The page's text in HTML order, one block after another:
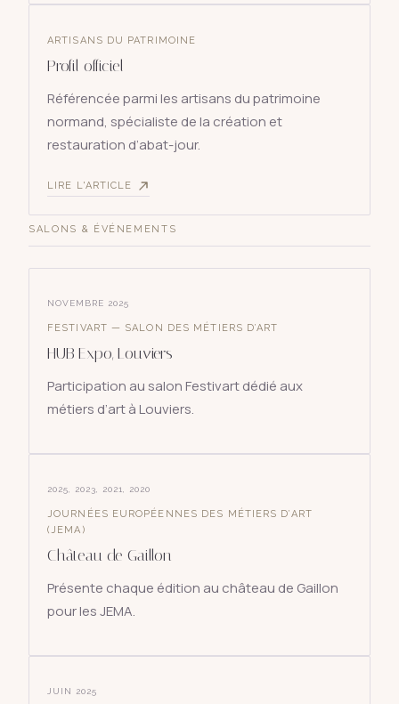
ARTISANS DU PATRIMOINE
Profil officiel
Référencée parmi les artisans du patrimoine
normand, spécialiste de la création et
restauration d’abat-jour.
LIRE L'ARTICLE
SALONS & ÉVÉNEMENTS
NOVEMBRE 2025
FESTIVART — SALON DES MÉTIERS D’ART
HUB Expo, Louviers
Participation au salon Festivart dédié aux
métiers d’art à Louviers.
2025, 2023, 2021, 2020
JOURNÉES EUROPÉENNES DES MÉTIERS D’ART
(JEMA)
Château de Gaillon
Présente chaque édition au château de Gaillon
pour les JEMA.
JUIN 2025